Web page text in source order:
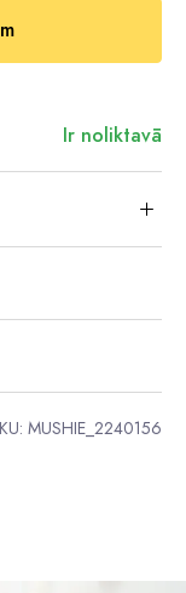
Ir noliktavā
MUSHIE_2240156